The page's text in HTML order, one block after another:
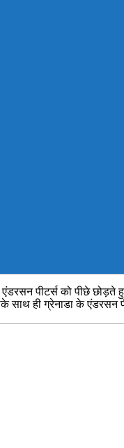
पीटर्स को पीछे छोड़ते
ही ग्रेनाडा के एंडरसन